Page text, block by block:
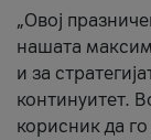
„Овој
нашата
и за
континуитет.
корисник да